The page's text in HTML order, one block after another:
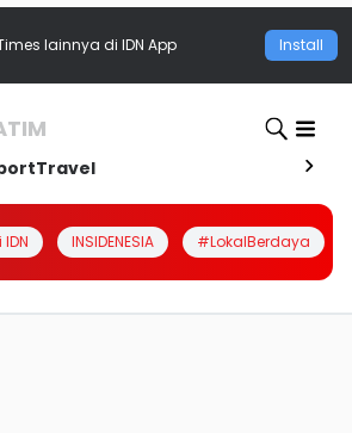
lainnya di IDN App Install
Travel
INSIDENESIA #LokalBerdaya